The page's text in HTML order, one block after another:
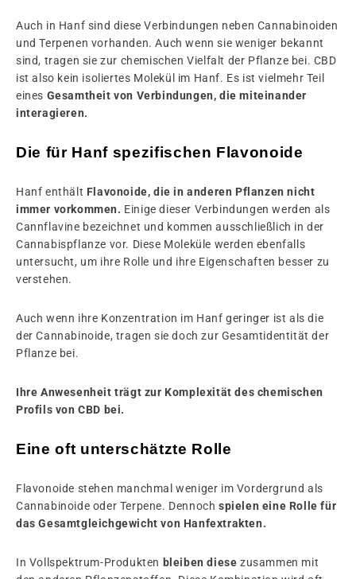
Auch in Hanf sind diese Verbindungen neben Cannabinoiden
und Terpenen vorhanden. Auch wenn sie weniger bekannt
sind, tragen sie zur chemischen Vielfalt der Pflanze bei. CBD
ist also kein isoliertes Molekül im Hanf. Es ist vielmehr Teil
eines Gesamtheit von Verbindungen, die miteinander
interagieren.
Die für Hanf spezifischen Flavonoide
Hanf enthält Flavonoide, die in anderen Pflanzen nicht
immer vorkommen. Einige dieser Verbindungen werden als
Cannflavine bezeichnet und kommen ausschließlich in der
Cannabispflanze vor. Diese Moleküle werden ebenfalls
untersucht, um ihre Rolle und ihre Eigenschaften besser zu
verstehen.
Auch wenn ihre Konzentration im Hanf geringer ist als die
der Cannabinoide, tragen sie doch zur Gesamtidentität der
Pflanze bei.
Ihre Anwesenheit trägt zur Komplexität des chemischen
Profils von CBD bei.
Eine oft unterschätzte Rolle
Flavonoide stehen manchmal weniger im Vordergrund als
Cannabinoide oder Terpene. Dennoch spielen eine Rolle für
das Gesamtgleichgewicht von Hanfextrakten.
In Vollspektrum-Produkten bleiben diese zusammen mit